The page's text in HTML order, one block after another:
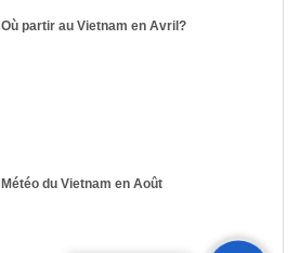
Où partir au Vietnam en Avril?
Météo du Vietnam en Août